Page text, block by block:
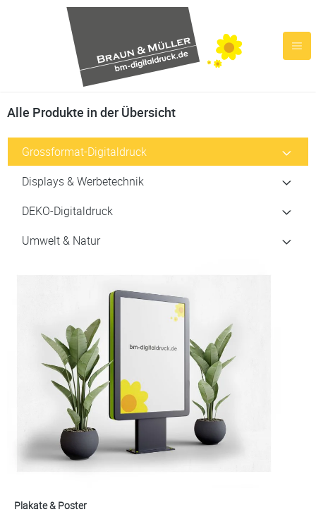
Alle Produkte in der Übersicht
Grossformat-Digitaldruck
Displays & Werbetechnik
DEKO-Digitaldruck
Umwelt & Natur
Plakate & Poster